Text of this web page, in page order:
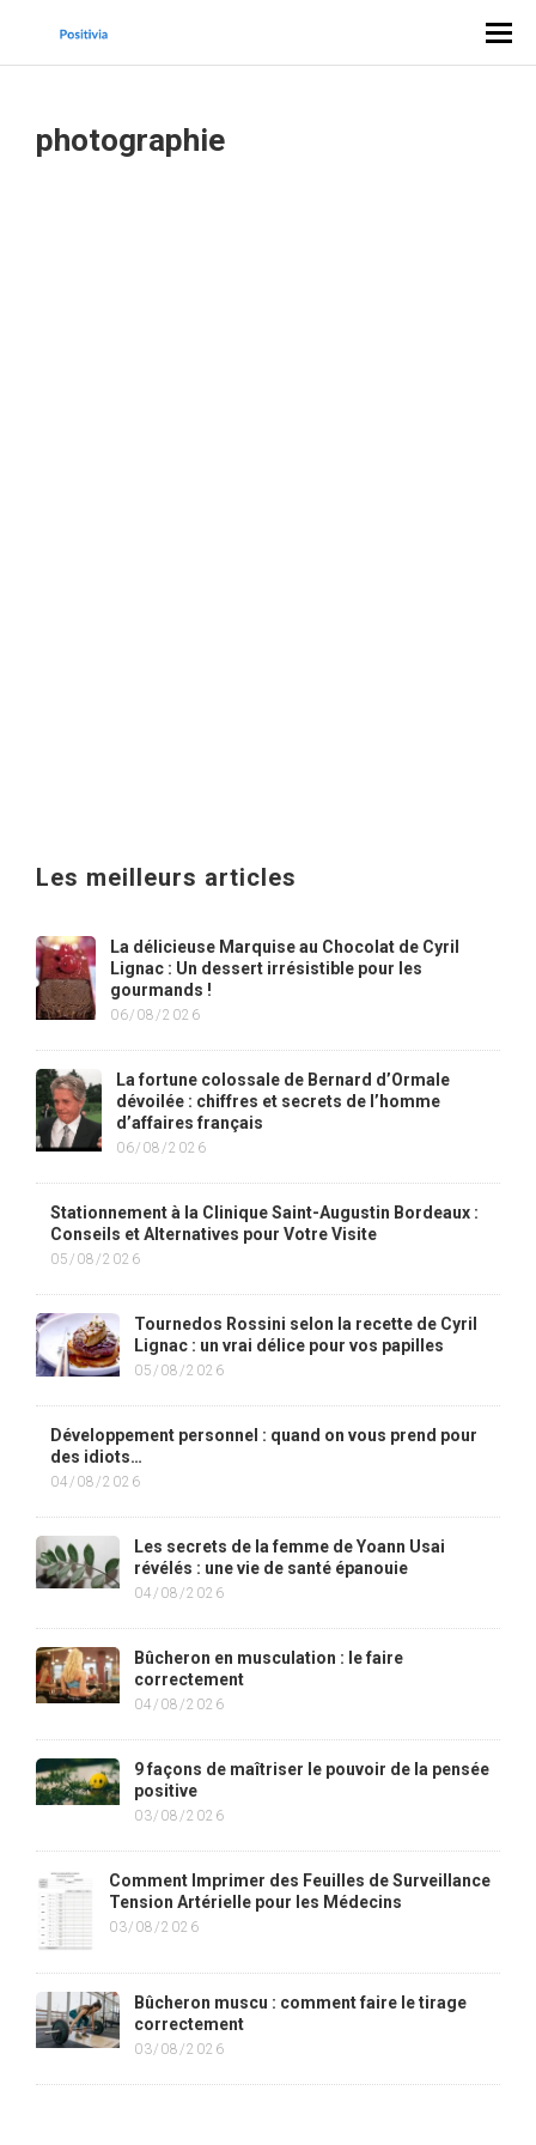
photographie
Les meilleurs articles
La délicieuse Marquise au Chocolat de Cyril
Lignac : Un dessert irrésistible pour les
gourmands !
06/08/2026
La fortune colossale de Bernard d’Ormale
dévoilée : chiffres et secrets de l’homme
d’affaires français
06/08/2026
Stationnement à la Clinique Saint-Augustin Bordeaux :
Conseils et Alternatives pour Votre Visite
05/08/2026
Tournedos Rossini selon la recette de Cyril
Lignac : un vrai délice pour vos papilles
05/08/2026
Développement personnel : quand on vous prend pour
des idiots…
04/08/2026
Les secrets de la femme de Yoann Usai
révélés : une vie de santé épanouie
04/08/2026
Bûcheron en musculation : le faire
correctement
04/08/2026
9 façons de maîtriser le pouvoir de la pensée
positive
03/08/2026
Comment Imprimer des Feuilles de Surveillance
Tension Artérielle pour les Médecins
03/08/2026
Bûcheron muscu : comment faire le tirage
correctement
03/08/2026